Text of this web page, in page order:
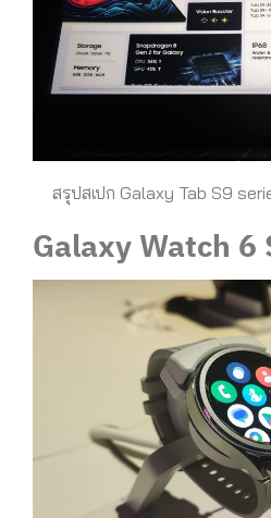
สรุปสเปก Galaxy Tab S9
Galaxy Watch 6